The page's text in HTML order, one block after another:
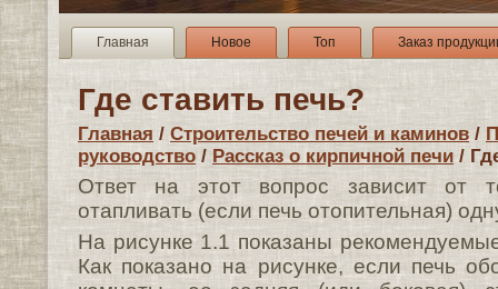
Главная Новое Топ Заказ
Где ставить печь?
Главная / Строительство печей и каминов /
руководство / Рассказ о кирпичной печи /
Ответ на этот вопрос зависит от
отапливать (если печь отопительная)
На рисунке 1.1 показаны
Как показано на рисунке, если печь